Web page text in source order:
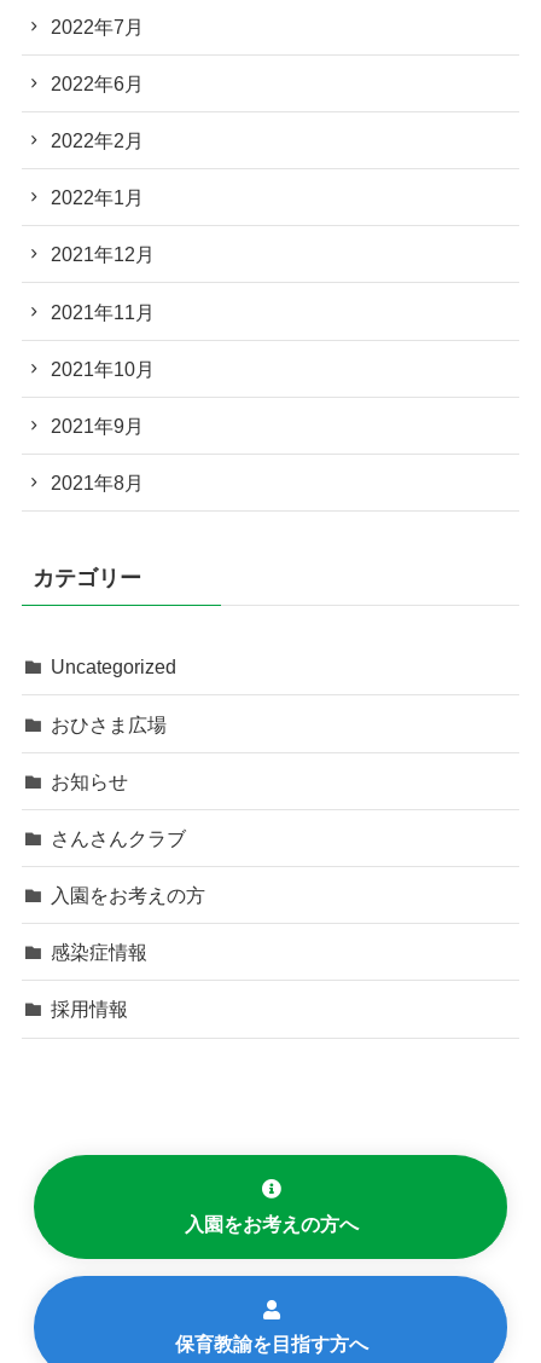
2022年7月
2022年6月
2022年2月
2022年1月
2021年12月
2021年11月
2021年10月
2021年9月
2021年8月
カテゴリー
Uncategorized
おひさま広場
お知らせ
さんさんクラブ
入園をお考えの方
感染症情報
採用情報
入園をお考えの方へ
保育教諭を目指す方へ